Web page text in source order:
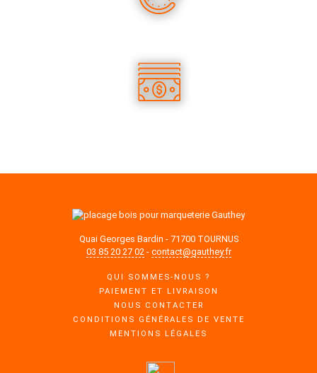
Quai Georges Bardin - 71700 TOURNUS
03 85 20 27 02- contact@gauthey.fr
QUI SOMMES-NOUS ?
PAIEMENT ET LIVRAISON
NOUS CONTACTER
CONDITIONS GÉNÉRALES DE VENTE
MENTIONS LÉGALES